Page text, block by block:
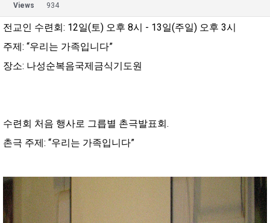
Views 934
전교인 수련회: 12일(토) 오후 8시 - 13일(주일) 오후 3시
주제: “우리는 가족입니다”
장소: 나성순복음국제금식기도원
수련회 처음 행사로 그릅별 촌극발표회.
촌극 주제: “우리는 가족입니다”